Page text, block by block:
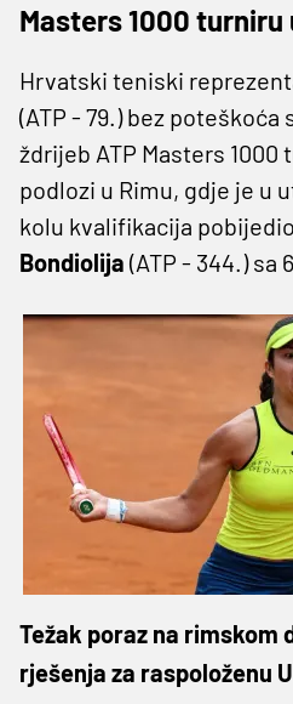
Masters 1000 turniru
Hrvatski teniski
(ATP - 79.) bez
ždrijeb ATP Masters 1000
podlozi u Rimu, gdje je u
kolu kvalifikacija
Bondiolija (ATP - 344.) sa
Težak poraz na rimskom
rješenja za raspoloženu